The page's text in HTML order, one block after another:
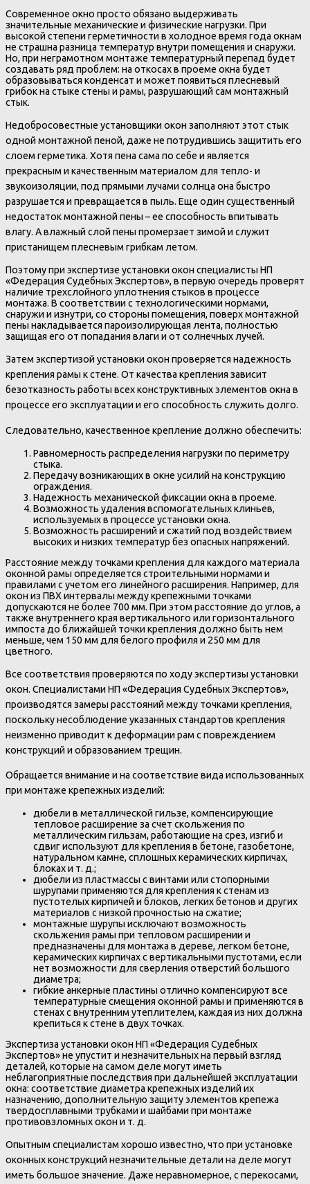
Современное окно просто обязано выдерживать
значительные механические и физические нагрузки. При
высокой степени герметичности в холодное время года окнам
не страшна разница температур внутри помещения и снаружи.
Но, при неграмотном монтаже температурный перепад будет
создавать ряд проблем: на откосах в проеме окна будет
образовываться конденсат и может появиться плесневый
грибок на стыке стены и рамы, разрушающий сам монтажный
стык.
Недобросовестные установщики окон заполняют этот стык
одной монтажной пеной, даже не потрудившись защитить его
слоем герметика. Хотя пена сама по себе и является
прекрасным и качественным материалом для тепло- и
звукоизоляции, под прямыми лучами солнца она быстро
разрушается и превращается в пыль. Еще один существенный
недостаток монтажной пены – ее способность впитывать
влагу. А влажный слой пены промерзает зимой и служит
пристанищем плесневым грибкам летом.
Поэтому при экспертизе установки окон специалисты НП
«Федерация Судебных Экспертов», в первую очередь проверят
наличие трехслойного уплотнения стыков в процессе
монтажа. В соответствии с технологическими нормами,
снаружи и изнутри, со стороны помещения, поверх монтажной
пены накладывается пароизолирующая лента, полностью
защищая его от попадания влаги и от солнечных лучей.
Затем экспертизой установки окон проверяется надежность
крепления рамы к стене. От качества крепления зависит
безотказность работы всех конструктивных элементов окна в
процессе его эксплуатации и его способность служить долго.
Следовательно, качественное крепление должно обеспечить:
Равномерность распределения нагрузки по периметру
стыка.
Передачу возникающих в окне усилий на конструкцию
ограждения.
Надежность механической фиксации окна в проеме.
Возможность удаления вспомогательных клиньев,
используемых в процессе установки окна.
Возможность расширений и сжатий под воздействием
высоких и низких температур без опасных напряжений.
Расстояние между точками крепления для каждого материала
оконной рамы определяется строительными нормами и
правилами с учетом его линейного расширения. Например, для
окон из ПВХ интервалы между крепежными точками
допускаются не более 700 мм. При этом расстояние до углов, а
также внутреннего края вертикального или горизонтального
импоста до ближайшей точки крепления должно быть нем
меньше, чем 150 мм для белого профиля и 250 мм для
цветного.
Все соответствия проверяются по ходу экспертизы установки
окон. Специалистами НП «Федерация Судебных Экспертов»,
производятся замеры расстояний между точками крепления,
поскольку несоблюдение указанных стандартов крепления
неизменно приводит к деформации рам с повреждением
конструкций и образованием трещин.
Обращается внимание и на соответствие вида использованных
при монтаже крепежных изделий:
дюбели в металлической гильзе, компенсирующие
тепловое расширение за счет скольжения по
металлическим гильзам, работающие на срез, изгиб и
сдвиг используют для крепления в бетоне, газобетоне,
натуральном камне, сплошных керамических кирпичах,
блоках и т. д.;
дюбели из пластмассы с винтами или стопорными
шурупами применяются для крепления к стенам из
пустотелых кирпичей и блоков, легких бетонов и других
материалов с низкой прочностью на сжатие;
монтажные шурупы исключают возможность
скольжения рамы при тепловом расширении и
предназначены для монтажа в дереве, легком бетоне,
керамических кирпичах с вертикальными пустотами, если
нет возможности для сверления отверстий большого
диаметра;
гибкие анкерные пластины отлично компенсируют все
температурные смещения оконной рамы и применяются в
стенах с внутренним утеплителем, каждая из них должна
крепиться к стене в двух точках.
Экспертиза установки окон НП «Федерация Судебных
Экспертов» не упустит и незначительных на первый взгляд
деталей, которые на самом деле могут иметь
неблагоприятные последствия при дальнейшей эксплуатации
окна: соответствие диаметра крепежных изделий их
назначению, дополнительную защиту элементов крепежа
твердосплавными трубками и шайбами при монтаже
противовзломных окон и т. д.
Опытным специалистам хорошо известно, что при установке
оконных конструкций незначительные детали на деле могут
иметь большое значение. Даже неравномерное, с перекосами,